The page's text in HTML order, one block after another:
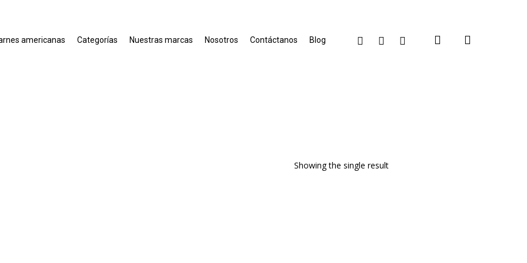
americanas Categorías Nuestras marcas Nosotros Contáctanos Blog facebooklinkedin instagram search
Showing the single result